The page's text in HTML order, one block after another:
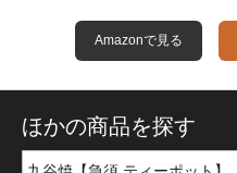
Amazonで見る
ほかの商品を探す